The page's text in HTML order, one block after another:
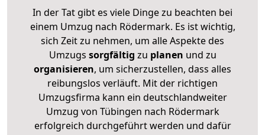
In der Tat gibt es viele Dinge zu beachten bei
einem Umzug nach Rödermark. Es ist wichtig,
sich Zeit zu nehmen, um alle Aspekte des
Umzugs sorgfältig zu planen und zu
organisieren, um sicherzustellen, dass alles
reibungslos verläuft. Mit der richtigen
Umzugsfirma kann ein deutschlandweiter
Umzug von Tübingen nach Rödermark
erfolgreich durchgeführt werden und dafür